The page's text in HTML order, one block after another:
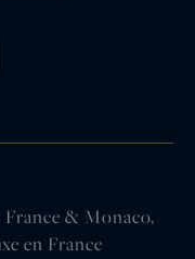
& Monaco,
en France